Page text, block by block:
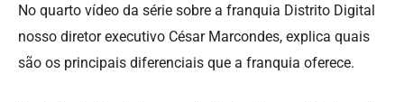
No quarto vídeo da série sobre a franquia Distrito Digital
nosso diretor executivo César Marcondes, explica quais
são os principais diferenciais que a franquia oferece.